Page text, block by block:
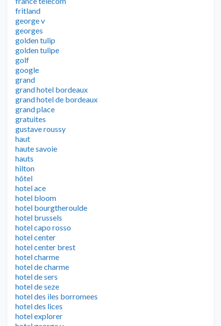
fritland
george v
georges
golden tulip
golden tulipe
golf
google
grand
grand hotel bordeaux
grand hotel de bordeaux
grand place
gratuites
gustave roussy
haut
haute savoie
hauts
hilton
hôtel
hotel ace
hotel bloom
hotel bourgtheroulde
hotel brussels
hotel capo rosso
hotel center
hotel center brest
hotel charme
hotel de charme
hotel de sers
hotel de seze
hotel des iles borromees
hotel des lices
hotel explorer